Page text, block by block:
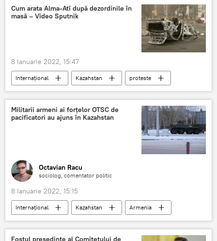
Cum arata Alma-Atî după dezordinile în
masă – Video Sputnik
8 Ianuarie 2022, 15:47
Internațional Kazahstan
proteste
video
Militarii armeni ai forțelor OTSC de
pacificatori au ajuns în Kazahstan
Octavian Racu
sociolog, comentator politic
8 Ianuarie 2022, 15:15
Internațional Kazahstan
Armenia
OTSC
Organizația Tratatului de Securitate Colectivă
Fostul președinte al Comitetului de